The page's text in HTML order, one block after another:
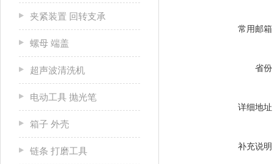
夹紧装置 回转支承
螺母 端盖
超声波清洗机
电动工具 抛光笔
箱子 外壳
链条 打磨工具
常用邮箱
省份
详细地址
补充说明